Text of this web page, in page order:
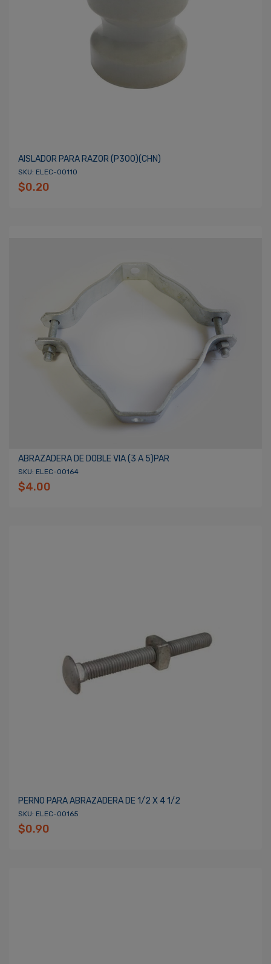
AISLADOR PARA RAZOR (P300)(CHN)
SKU: ELEC-00110
$0.20
ABRAZADERA DE DOBLE VIA (3 A 5)PAR
SKU: ELEC-00164
$4.00
PERNO PARA ABRAZADERA DE 1/2 X 4 1/2
SKU: ELEC-00165
$0.90